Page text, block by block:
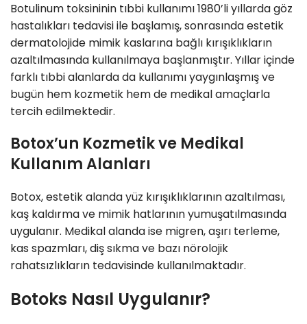
Botulinum toksininin tıbbi kullanımı 1980’li yıllarda göz
hastalıkları tedavisi ile başlamış, sonrasında estetik
dermatolojide mimik kaslarına bağlı kırışıklıkların
azaltılmasında kullanılmaya başlanmıştır. Yıllar içinde
farklı tıbbi alanlarda da kullanımı yaygınlaşmış ve
bugün hem kozmetik hem de medikal amaçlarla
tercih edilmektedir.
Botox’un Kozmetik ve Medikal
Kullanım Alanları
Botox, estetik alanda yüz kırışıklıklarının azaltılması,
kaş kaldırma ve mimik hatlarının yumuşatılmasında
uygulanır. Medikal alanda ise migren, aşırı terleme,
kas spazmları, diş sıkma ve bazı nörolojik
rahatsızlıkların tedavisinde kullanılmaktadır.
Botoks Nasıl Uygulanır?